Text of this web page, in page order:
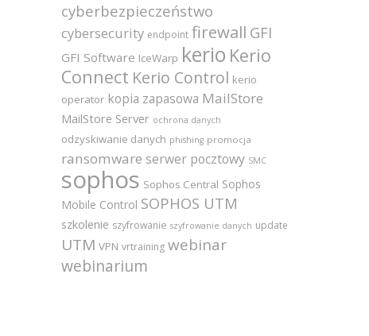
cyberbezpieczeństwo
cybersecurity endpoint firewall GFI
GFI Software IceWarp kerio Kerio
Connect Kerio Control kerio
operator kopia zapasowa MailStore
MailStore Server ochrona danych
odzyskiwanie danych phishing promocja
ransomware serwer pocztowy SMC
sophos Sophos Central Sophos
Mobile Control SOPHOS UTM
szkolenie szyfrowanie szyfrowanie danych update
UTM VPN vrtraining webinar
webinarium